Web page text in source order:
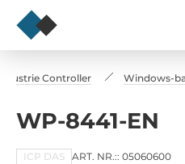
Controller Windows-
WP-8441-EN
ICP DAS ART. NR.:: 05060600